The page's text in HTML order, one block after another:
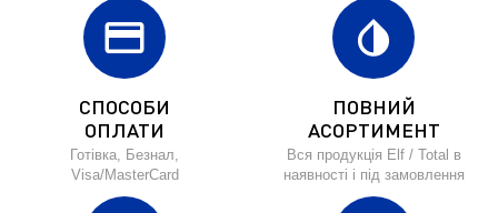
credit_card
СПОСОБИ
ОПЛАТИ
Готівка, Безнал,
Visa/MasterCard
invert_colors
ПОВНИЙ
АСОРТИМЕНТ
Вся продукція Elf / Total в
наявності і під замовлення